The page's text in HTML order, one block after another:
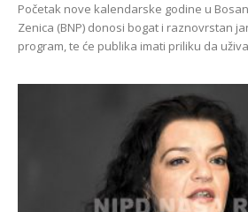
Početak nove kalendarske godine u
Zenica (BNP) donosi bogat i raznovrstan
program, te će publika imati priliku da